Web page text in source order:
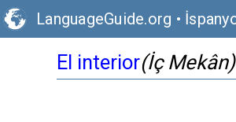
LanguageGuide.org •
El interior(İç Mekân)